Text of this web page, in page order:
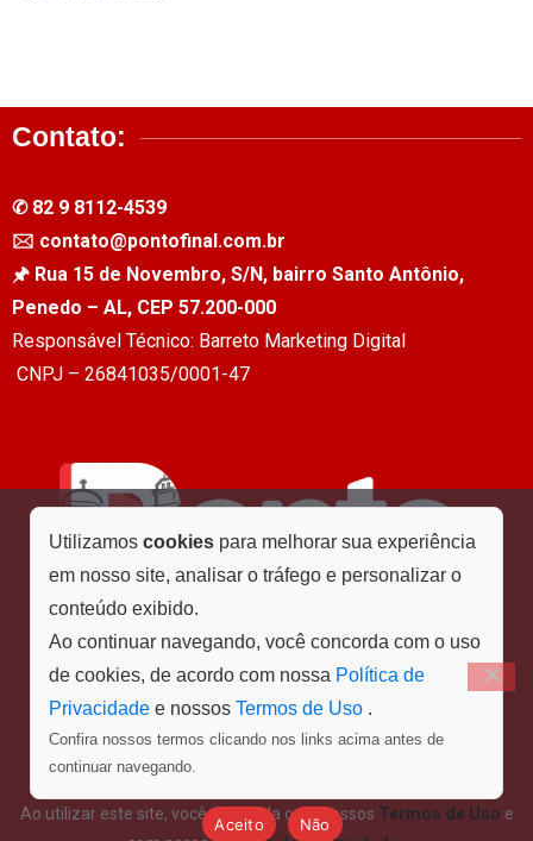
Utilizamos cookies para melhorar sua experiência
em nosso site, analisar o tráfego e personalizar o
conteúdo exibido.
Ao continuar navegando, você concorda com o uso
de cookies, de acordo com nossa Política de
Privacidade e nossos Termos de Uso .
Confira nossos termos clicando nos links acima antes de
continuar navegando.
Aceito Não
Contato:
✆ 82 9 8112-4539
🖂 contato@pontofinal.com.br
🖈 Rua 15 de Novembro, S/N, bairro Santo Antônio,
Penedo – AL, CEP 57.200-000
Responsável Técnico: Barreto Marketing Digital
CNPJ – 26841035/0001-47
Ao utilizar este site, você concorda com nossos Termos de Uso e